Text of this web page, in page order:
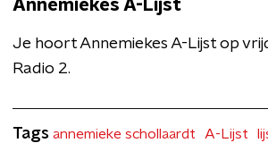
Annemiekes A-Lijst
Je hoort Annemiekes A-Lijst op
Radio 2.
Tags annemieke schollaardt A-Lijst